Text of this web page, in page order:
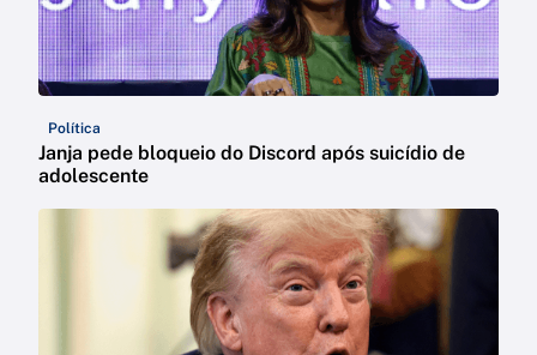
Política
Janja pede bloqueio do Discord após suicídio de
adolescente